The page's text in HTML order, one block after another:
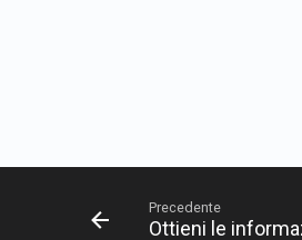
Precedente
Ottieni le